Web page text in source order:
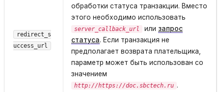
redirect_s
uccess_url
обработки статуса транзакции. Вместо
этого необходимо использовать
server_callback_url или запрос
статуса. Если транзакция не
предполагает возврата плательщика,
параметр может быть использован со
значением
http://https://doc.sbctech.ru .